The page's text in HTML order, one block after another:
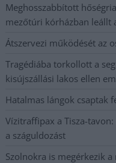
Meghosszabbított
mezőtúri kórházban leállt
Átszervezi működését az
Tragédiába torkollott a
kisújszállási lakos ellen
Hatalmas lángok csaptak
Vízitraffipax a Tisza-
a száguldozást
Szolnokra is megérkezik